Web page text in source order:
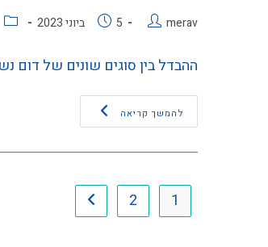
merav 5 ביוני 2023
ההבדל בין סוגים שונים של דום
להמשך קריאה
1
2